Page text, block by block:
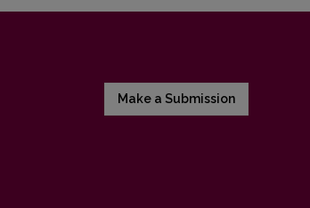
Make a Submission